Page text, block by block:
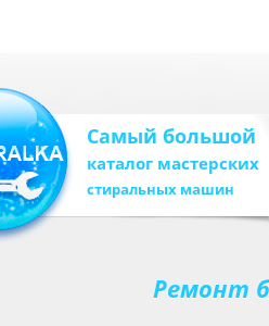
Самый большой
каталог мастерских
стиральных машин
Ремонт